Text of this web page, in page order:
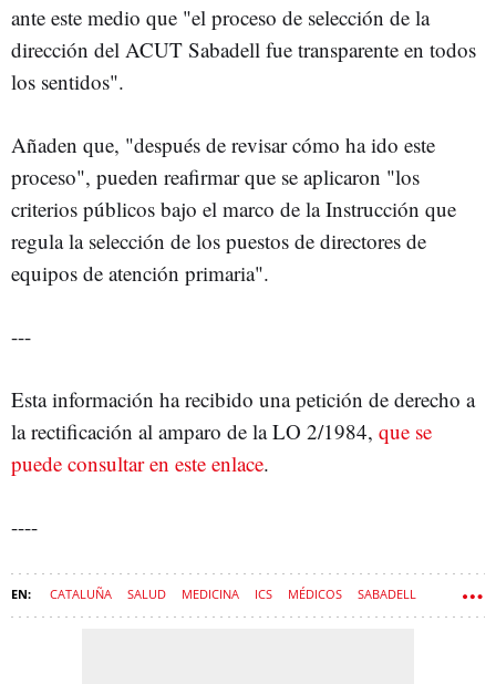
ante este medio que "el proceso de selección de la
dirección del ACUT Sabadell fue transparente en todos
los sentidos".
Añaden que, "después de revisar cómo ha ido este
proceso", pueden reafirmar que se aplicaron "los
criterios públicos bajo el marco de la Instrucción que
regula la selección de los puestos de directores de
equipos de atención primaria".
---
Esta información ha recibido una petición de derecho a
la rectificación al amparo de la LO 2/1984, que se
puede consultar en este enlace.
----
CATALUÑA SALUD MEDICINA ICS MÉDICOS SABADELL